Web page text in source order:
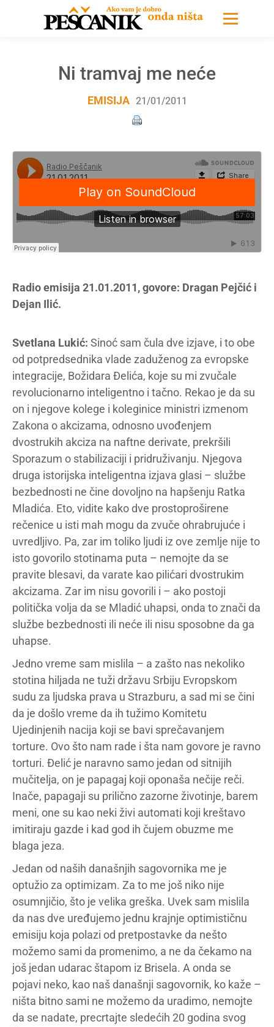
Ni tramvaj me neće
EMISIJA 21/01/2011
Radio emisija 21.01.2011, govore: Dragan Pejčić i
Dejan Ilić.
Svetlana Lukić: Sinoć sam čula dve izjave, i to obe
od potpredsednika vlade zaduženog za evropske
integracije, Božidara Đelića, koje su mi zvučale
revolucionarno inteligentno i tačno. Rekao je da su
on i njegove kolege i koleginice ministri izmenom
Zakona o akcizama, odnosno uvođenjem
dvostrukih akciza na naftne derivate, prekršili
Sporazum o stabilizaciji i pridruživanju. Njegova
druga istorijska inteligentna izjava glasi – službe
bezbednosti ne čine dovoljno na hapšenju Ratka
Mladića. Eto, vidite kako dve prostoproširene
rečenice u isti mah mogu da zvuče ohrabrujuće i
uvredljivo. Pa, zar im toliko ljudi iz ove zemlje nije to
isto govorilo stotinama puta – nemojte da se
pravite blesavi, da varate kao pilićari dvostrukim
akcizama. Zar im nisu govorili i – ako postoji
politička volja da se Mladić uhapsi, onda to znači da
službe bezbednosti ili neće ili nisu sposobne da ga
uhapse.
Jedno vreme sam mislila – a zašto nas nekoliko
stotina hiljada ne tuži državu Srbiju Evropskom
sudu za ljudska prava u Strazburu, a sad mi se čini
da je došlo vreme da ih tužimo Komitetu
Ujedinjenih nacija koji se bavi sprečavanjem
torture. Ovo što nam rade i šta nam govore je ravno
torturi. Đelić je naravno samo jedan od sitnijih
mučitelja, on je papagaj koji oponaša nečije reči.
Inače, papagaji su prilično zazorne životinje, barem
meni, one su kao neki živi automati koji kreštavo
imitiraju gazde i kad god ih čujem obuzme me
blaga jeza.
Jedan od naših današnjih sagovornika me je
optužio za optimizam. Za to me još niko nije
osumnjičio, što je velika greška. Uvek sam mislila
da nas dve uređujemo jednu krajnje optimističnu
emisiju koja polazi od pretpostavke da nešto
možemo sami da promenimo, a ne da čekamo na
još jedan udarac štapom iz Brisela. A onda se
pojavi neko, kao naš današnji sagovornik, ko kaže –
ništa bitno sami ne možemo da uradimo, nemojte
da se nadate, precrtajte sledećih 20 godina svog